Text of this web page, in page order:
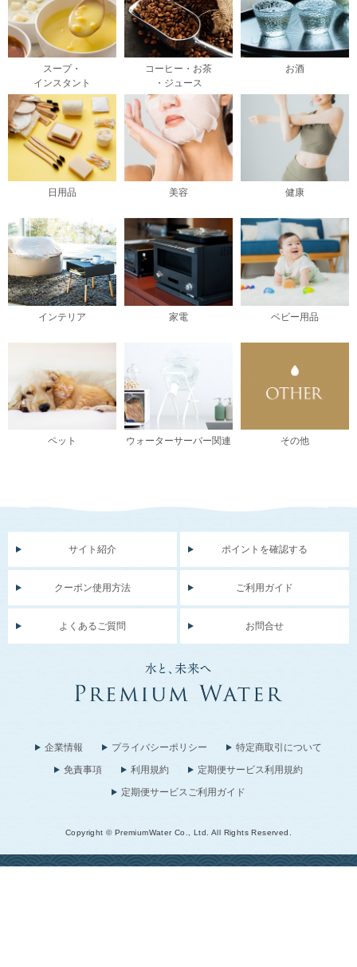
スープ・
インスタント
コーヒー・お茶
・ジュース
お酒
日用品 美容 健康
インテリア 家電 ベビー用品
ペット ウォーターサーバー関連 その他
サイト紹介 ポイントを確認する
クーポン使用方法 ご利用ガイド
よくあるご質問 お問合せ
企業情報 プライバシーポリシー
特定商取引について
免責事項
利用規約
定期便サービス利用規約
定期便サービスご利用ガイド
Copyright © PremiumWater Co., Ltd. All Rights Reserved.